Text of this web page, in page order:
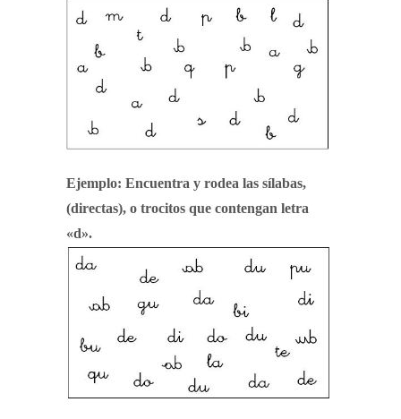
Ejemplo: Encuentra y rodea las sílabas,
(directas), o trocitos que contengan letra
«d».